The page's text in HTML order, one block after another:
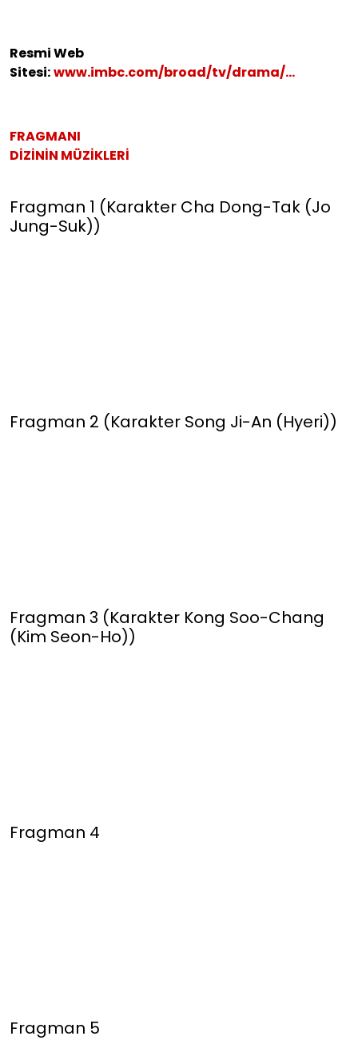
Resmi Web
Sitesi:www.imbc.com/broad/tv/drama/...
FRAGMANI
DİZİNİN MÜZİKLERİ
Fragman 1 (Karakter Cha Dong-Tak (Jo
Jung-Suk))
Fragman 2 (Karakter Song Ji-An (Hyeri))
Fragman 3 (Karakter Kong Soo-Chang
(Kim Seon-Ho))
Fragman 4
Fragman 5